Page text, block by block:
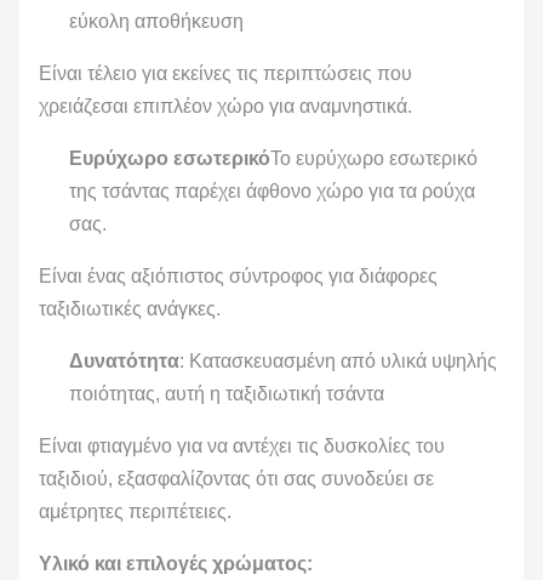
εύκολη αποθήκευση
Είναι τέλειο για εκείνες τις περιπτώσεις που
χρειάζεσαι επιπλέον χώρο για αναμνηστικά.
Ευρύχωρο εσωτερικόΤο ευρύχωρο εσωτερικό
της τσάντας παρέχει άφθονο χώρο για τα ρούχα
σας.
Είναι ένας αξιόπιστος σύντροφος για διάφορες
ταξιδιωτικές ανάγκες.
Δυνατότητα: Κατασκευασμένη από υλικά υψηλής
ποιότητας, αυτή η ταξιδιωτική τσάντα
Είναι φτιαγμένο για να αντέχει τις δυσκολίες του
ταξιδιού, εξασφαλίζοντας ότι σας συνοδεύει σε
αμέτρητες περιπέτειες.
Υλικό και επιλογές χρώματος: